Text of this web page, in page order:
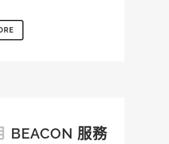
BEACON 服務